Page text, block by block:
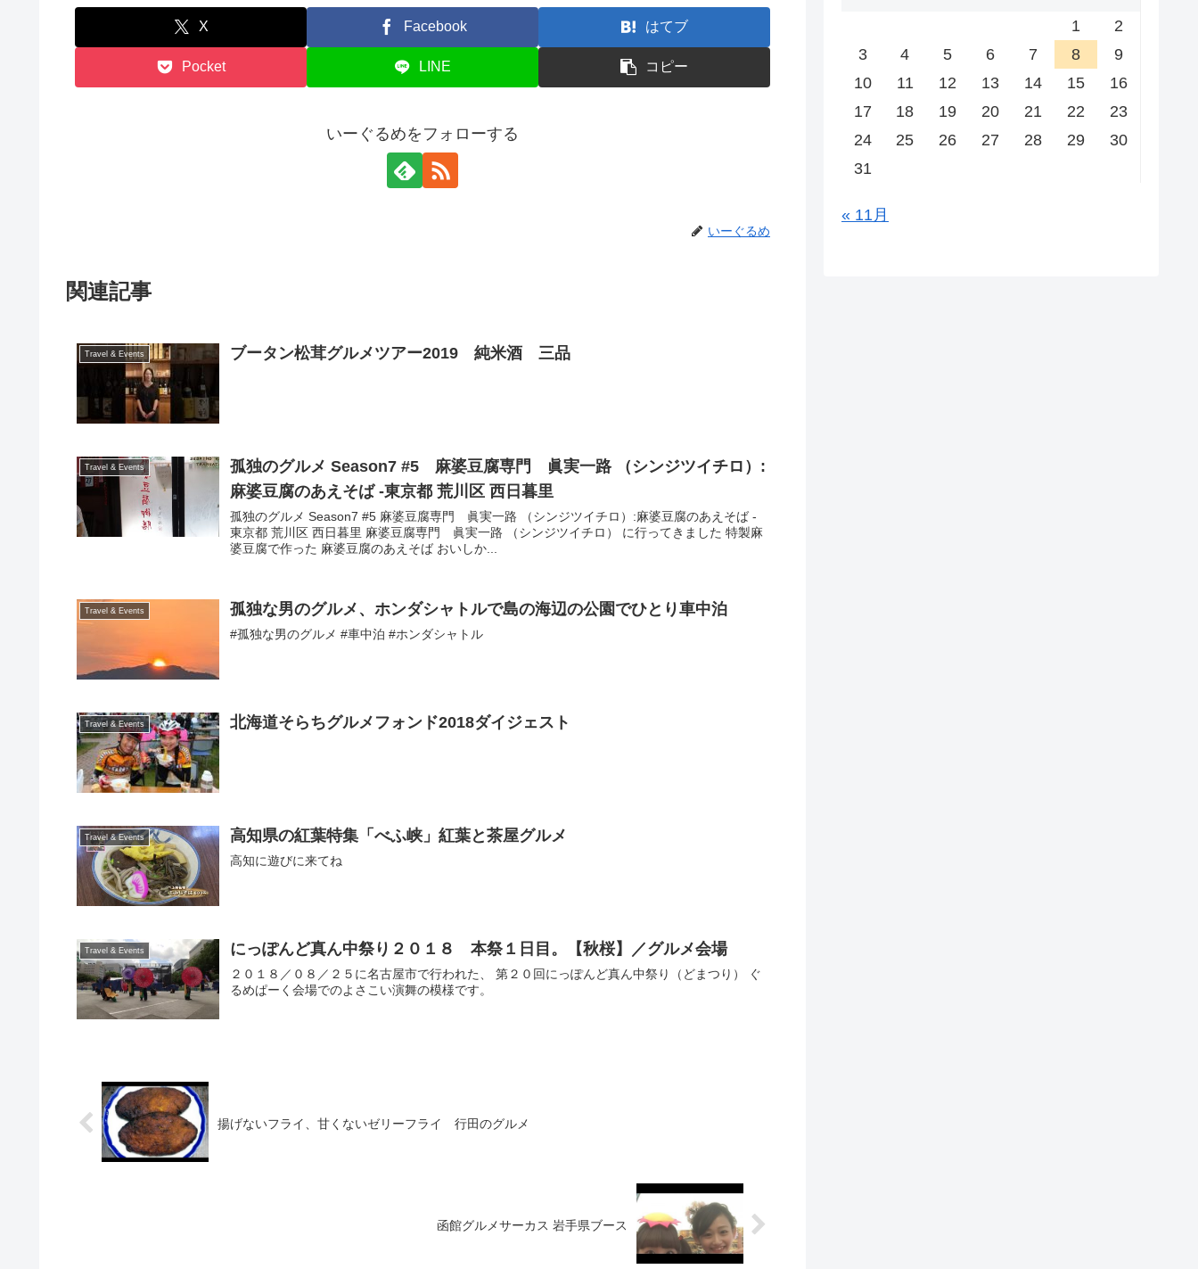
X Facebook はてブ
Pocket LINE コピー
いーぐるめをフォローする
いーぐるめ
関連記事
Travel & Events ブータン松茸グルメツアー2019 純米酒 三品
Travel & Events
孤独のグルメ Season7 #5 麻婆豆腐専門 眞実一路 （シンジツイチロ）:
麻婆豆腐のあえそば -東京都 荒川区 西日暮里
孤独のグルメ Season7 #5 麻婆豆腐専門 眞実一路 （シンジツイチロ）:麻婆豆腐のあえそば -
東京都 荒川区 西日暮里 麻婆豆腐専門 眞実一路 （シンジツイチロ） に行ってきました 特製麻
婆豆腐で作った 麻婆豆腐のあえそば おいしか...
Travel & Events 孤独な男のグルメ、ホンダシャトルで島の海辺の公園でひとり車中泊
#孤独な男のグルメ #車中泊 #ホンダシャトル
Travel & Events 北海道そらちグルメフォンド2018ダイジェスト
Travel & Events 高知県の紅葉特集「べふ峡」紅葉と茶屋グルメ
高知に遊びに来てね
Travel & Events にっぽんど真ん中祭り２０１８ 本祭１日目。【秋桜】／グルメ会場
２０１８／０８／２５に名古屋市で行われた、 第２０回にっぽんど真ん中祭り（どまつり） ぐ
るめぱーく会場でのよさこい演舞の模様です。
揚げないフライ、甘くないゼリーフライ 行田のグルメ
函館グルメサーカス 岩手県ブース
1
2
3
4 5 6 7 8
9
10
11 12 13 14 15
16
17
18 19 20 21 22
23
24
25 26 27 28 29
30
31
« 11月